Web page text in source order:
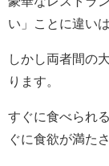
い」ことに違い
しかし両者間の
ります。
すぐに食べられ
ぐに食欲が満た